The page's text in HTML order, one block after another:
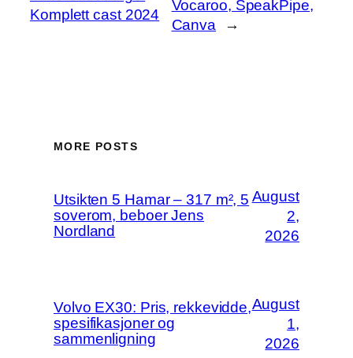
Komplett cast 2024
Vocaroo, SpeakPipe,
Canva
→
MORE POSTS
Utsikten 5 Hamar – 317 m², 5
soverom, beboer Jens
Nordland
August
2,
2026
Volvo EX30: Pris, rekkevidde,
spesifikasjoner og
sammenligning
August
1,
2026